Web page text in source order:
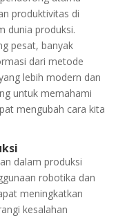
produktivitas di
dunia produksi.
pesat, banyak
dari metode
lebih modern dan
untuk memahami
mengubah cara kita
dalam produksi
robotika dan
meningkatkan
kesalahan